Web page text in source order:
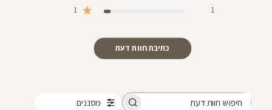
1 1
כתיבת חוות דעת
מסננים